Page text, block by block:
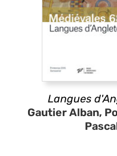
Langues
Gautier Alban,